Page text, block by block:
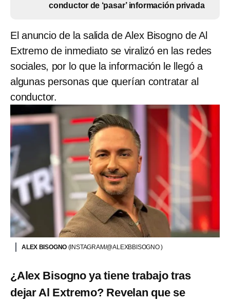
conductor de ‘pasar’ información privada
El anuncio de la salida de Alex Bisogno de Al
Extremo de inmediato se viralizó en las redes
sociales, por lo que la información le llegó a
algunas personas que querían contratar al
conductor.
ALEX BISOGNO (INSTAGRAM/@ALEXBBISOGNO )
¿Alex Bisogno ya tiene trabajo tras
dejar Al Extremo? Revelan que se